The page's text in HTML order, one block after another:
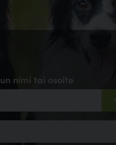
nimi tai osoite